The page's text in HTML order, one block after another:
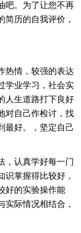
吧。为了让您不再
简历的自我评价，
热情，较强的表达
学业学习，社会实
人生道路打下良好
对自己作检讨，找
最好。，坚定自己
，认真学好每一门
识掌握得比较好，
好的实验操作能
实际情况相结合，